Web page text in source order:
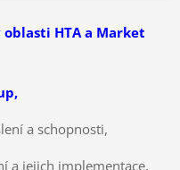
oblasti HTA a Market
a schopnosti,
a jejich implementace,